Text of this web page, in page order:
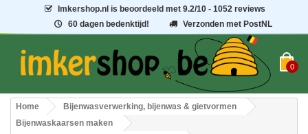
Imkershop.nl is beoordeeld met9.2/10 - 1052 reviews
60 dagen bedenktijd!
Verzonden met PostNL
0
Home
Bijenwasverwerking, bijenwas & gietvormen
Bijenwaskaarsen maken